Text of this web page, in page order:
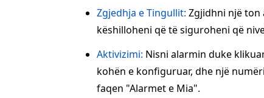
Zgjedhja e Tingullit: Zgjidhni një ton
këshilloheni që të siguroheni që
Aktivizimi: Nisni alarmin duke
kohën e konfiguruar, dhe një
faqen "Alarmet e Mia".